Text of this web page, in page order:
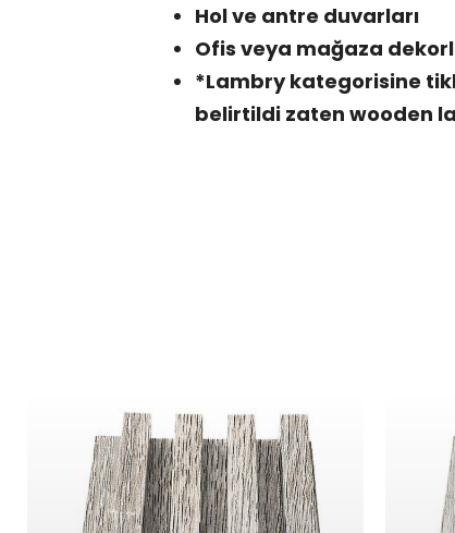
Hol ve antre duvarları
Ofis veya mağaza
*Lambry kategorisine
belirtildi zaten wooden